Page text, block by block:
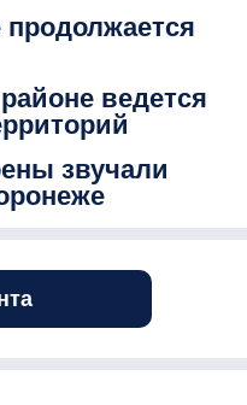
ведется
звучали